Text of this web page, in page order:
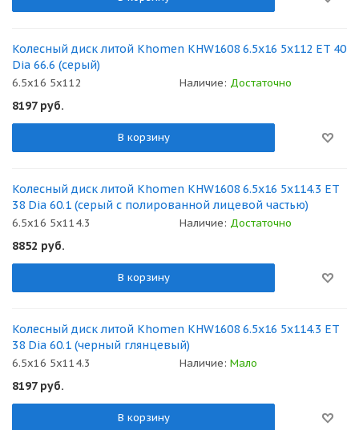
Колесный диск литой Khomen KHW1608 6.5x16 5x112 ET 40
Dia 66.6 (серый)
6.5x16 5x112 Наличие: Достаточно
8197руб.
В корзину
Колесный диск литой Khomen KHW1608 6.5x16 5x114.3 ET
38 Dia 60.1 (серый с полированной лицевой частью)
6.5x16 5x114.3 Наличие: Достаточно
8852 руб.
В корзину
Колесный диск литой Khomen KHW1608 6.5x16 5x114.3 ET
38 Dia 60.1 (черный глянцевый)
6.5x16 5x114.3 Наличие: Мало
8197руб.
В корзину